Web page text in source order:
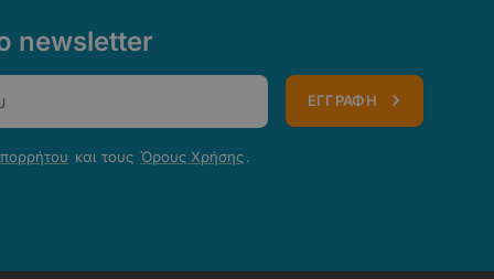
newsletter
ΕΓΓΡΑΦΗ
και τους Όρους Χρήσης.